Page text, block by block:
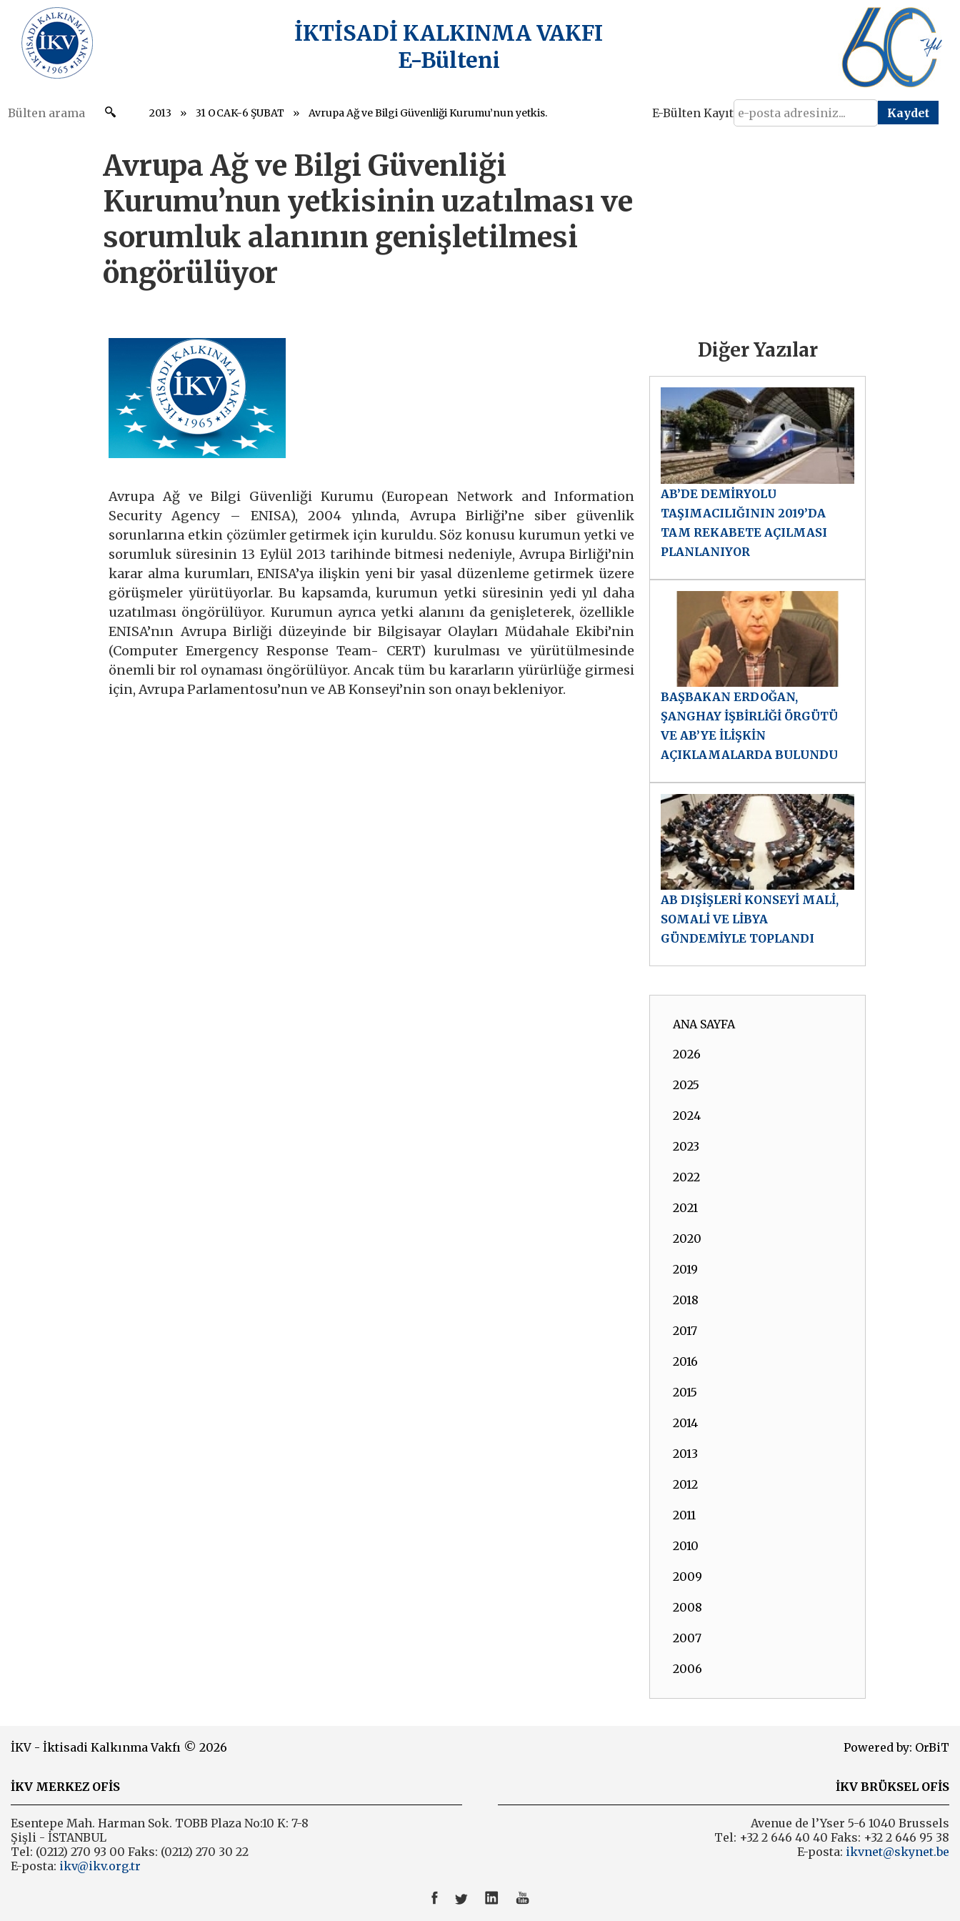
İKTİSADİ KALKINMA VAKFI
E-Bülteni
2013 31 OCAK-6 ŞUBAT Avrupa Ağ ve Bilgi Güvenliği Kurumu’nun yetkisinin uzatılması ve sorumluk alanının genişletilmesi öngörülüyor E-Bülten Kayıt
Avrupa Ağ ve Bilgi Güvenliği
Kurumu’nun yetkisinin uzatılması ve
sorumluk alanının genişletilmesi
öngörülüyor
Avrupa Ağ ve Bilgi Güvenliği Kurumu (European Network and Information
Security Agency – ENISA), 2004 yılında, Avrupa Birliği’ne siber güvenlik
sorunlarına etkin çözümler getirmek için kuruldu. Söz konusu kurumun yetki ve
sorumluk süresinin 13 Eylül 2013 tarihinde bitmesi nedeniyle, Avrupa Birliği’nin
karar alma kurumları, ENISA’ya ilişkin yeni bir yasal düzenleme getirmek üzere
görüşmeler yürütüyorlar. Bu kapsamda, kurumun yetki süresinin yedi yıl daha
uzatılması öngörülüyor. Kurumun ayrıca yetki alanını da genişleterek, özellikle
ENISA’nın Avrupa Birliği düzeyinde bir Bilgisayar Olayları Müdahale Ekibi’nin
(Computer Emergency Response Team- CERT) kurulması ve yürütülmesinde
önemli bir rol oynaması öngörülüyor. Ancak tüm bu kararların yürürlüğe girmesi
için, Avrupa Parlamentosu’nun ve AB Konseyi’nin son onayı bekleniyor.
Diğer Yazılar
AB’DE DEMİRYOLU
TAŞIMACILIĞININ 2019’DA
TAM REKABETE AÇILMASI
PLANLANIYOR
BAŞBAKAN ERDOĞAN,
ŞANGHAY İŞBİRLİĞİ ÖRGÜTÜ
VE AB’YE İLİŞKİN
AÇIKLAMALARDA BULUNDU
AB DIŞİŞLERİ KONSEYİ MALİ,
SOMALİ VE LİBYA
GÜNDEMİYLE TOPLANDI
ANA SAYFA
2026
2025
2024
2023
2022
2021
2020
2019
2018
2017
2016
2015
2014
2013
2012
2011
2010
2009
2008
2007
2006
İKV - İktisadi Kalkınma Vakfı © 2026 Powered by: OrBiT
İKV MERKEZ OFİS
Esentepe Mah. Harman Sok. TOBB Plaza No:10 K: 7-8
Şişli - İSTANBUL
Tel: (0212) 270 93 00 Faks: (0212) 270 30 22
E-posta: ikv@ikv.org.tr
İKV BRÜKSEL OFİS
Avenue de l’Yser 5-6 1040 Brussels
Tel: +32 2 646 40 40 Faks: +32 2 646 95 38
E-posta: ikvnet@skynet.be